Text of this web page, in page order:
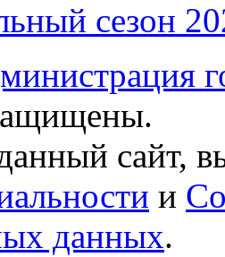
сезон
сайт,
и
данных.